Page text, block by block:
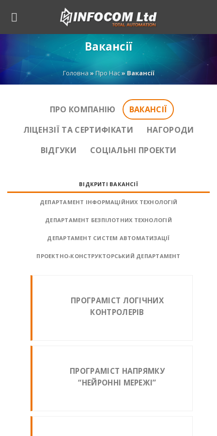
Вакансії
Головна»Про Нас» Вакансії
ПРО КОМПАНІЮ
ВАКАНСІЇ
ЛІЦЕНЗІЇ ТА СЕРТИФІКАТИ
НАГОРОДИ
ВІДГУКИ
СОЦІАЛЬНІ ПРОЕКТИ
ВІДКРИТІ ВАКАНСІЇ
ДЕПАРТАМЕНТ ІНФОРМАЦІЙНИХ ТЕХНОЛОГІЙ
ДЕПАРТАМЕНТ БЕЗПІЛОТНИХ ТЕХНОЛОГІЙ
ДЕПАРТАМЕНТ СИСТЕМ АВТОМАТИЗАЦІЇ
ПРОЕКТНО-КОНСТРУКТОРСЬКИЙ ДЕПАРТАМЕНТ
ПРОГРАМІСТ ЛОГІЧНИХ
КОНТРОЛЕРІВ
ПРОГРАМІСТ НАПРЯМКУ
“НЕЙРОННІ МЕРЕЖІ”